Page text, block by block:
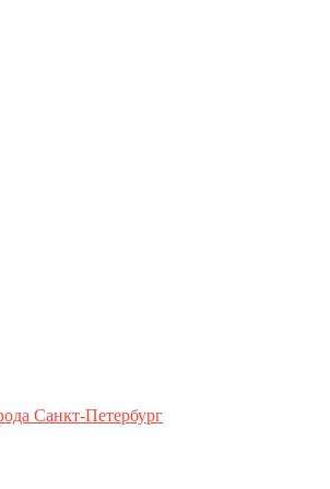
Санкт-Петербург